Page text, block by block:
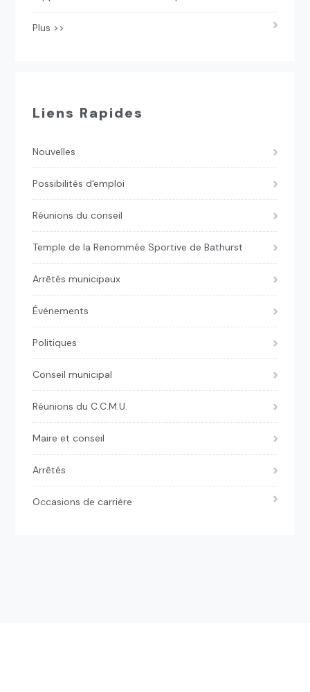
Plus >>
Liens Rapides
Nouvelles
Possibilités d'emploi
Réunions du conseil
Temple de la Renommée Sportive de Bathurst
Arrêtés municipaux
Événements
Politiques
Conseil municipal
Réunions du C.C.M.U.
Maire et conseil
Arrêtés
Occasions de carrière